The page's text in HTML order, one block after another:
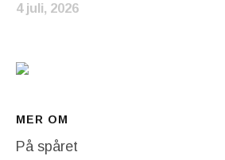
4 juli, 2026
MER OM
På spåret